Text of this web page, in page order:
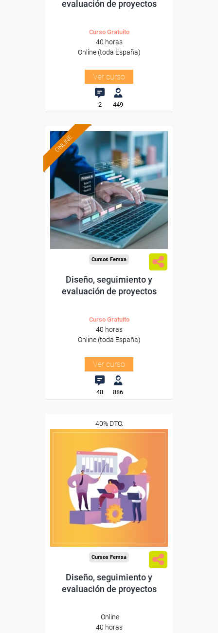
evaluación de proyectos
Curso Gratuito
40 horas
Online (toda España)
Ver curso
2 449
ONLINE
Formación 100%
subvencionada.
Para desempleados,
trabajadores y autónomos.
Sector
-Educación.
Cursos Femxa
Diseño, seguimiento y
evaluación de proyectos
Curso Gratuito
40 horas
Online (toda España)
Ver curso
48 886
40% DTO.
Descuentos especiales
Sin requisitos de acceso
Diploma
Compra segura
Cursos Femxa
Diseño, seguimiento y
evaluación de proyectos
Online
40 horas